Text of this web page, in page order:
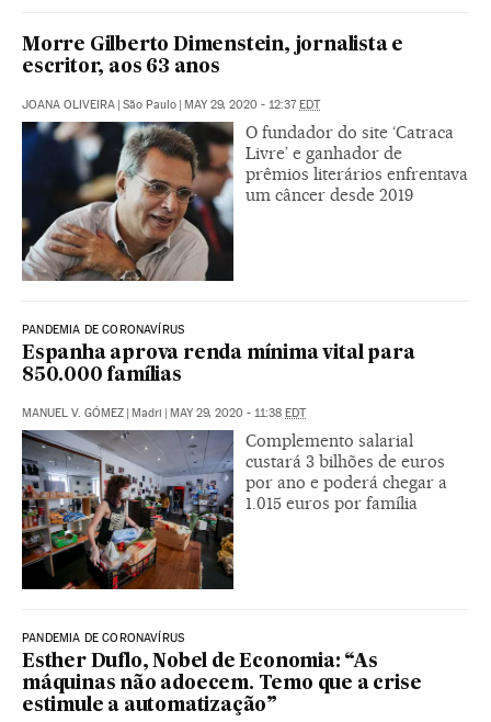
Morre Gilberto Dimenstein, jornalista e
escritor, aos 63 anos
JOANA OLIVEIRA | São Paulo | MAY 29, 2020 - 12:37EDT
O fundador do site ‘Catraca
Livre’ e ganhador de
prêmios literários enfrentava
um câncer desde 2019
PANDEMIA DE CORONAVÍRUS
Espanha aprova renda mínima vital para
850.000 famílias
MANUEL V. GÓMEZ | Madri | MAY 29, 2020 - 11:38 EDT
Complemento salarial
custará 3 bilhões de euros
por ano e poderá chegar a
1.015 euros por família
PANDEMIA DE CORONAVÍRUS
Esther Duflo, Nobel de Economia: “As
máquinas não adoecem. Temo que a crise
estimule a automatização”